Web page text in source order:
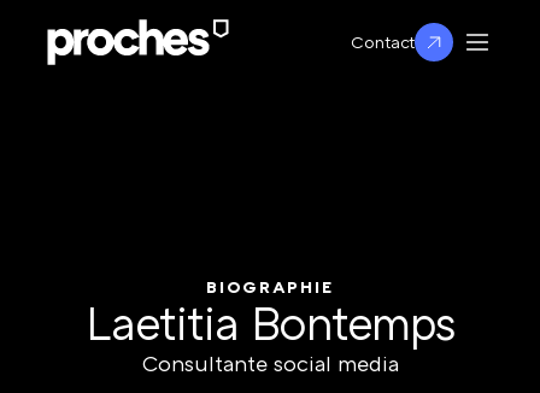
Contact
BIOGRAPHIE
Laetitia Bontemps
Consultante social media